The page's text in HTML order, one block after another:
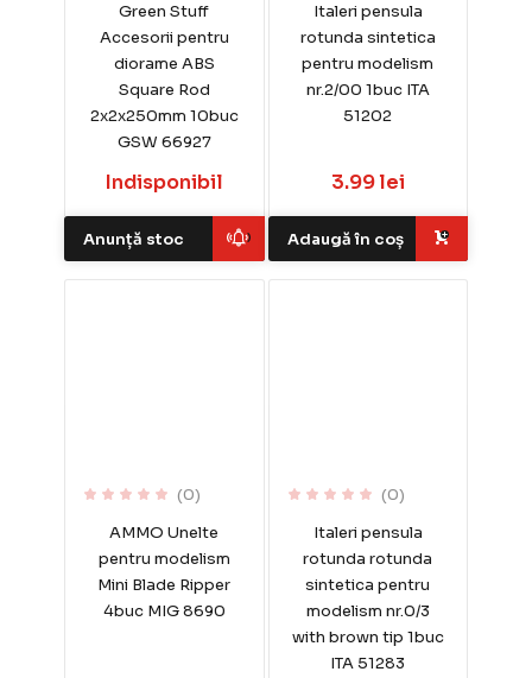
Green Stuff
Accesorii pentru
diorame ABS
Square Rod
2x2x250mm 10buc
GSW 66927
Indisponibil
Anunță stoc
Italeri pensula
rotunda sintetica
pentru modelism
nr.2/00 1buc ITA
51202
3.99 lei
Adaugă în coș
(0)
AMMO Unelte
pentru modelism
Mini Blade Ripper
4buc MIG 8690
(0)
Italeri pensula
rotunda rotunda
sintetica pentru
modelism nr.0/3
with brown tip 1buc
ITA 51283